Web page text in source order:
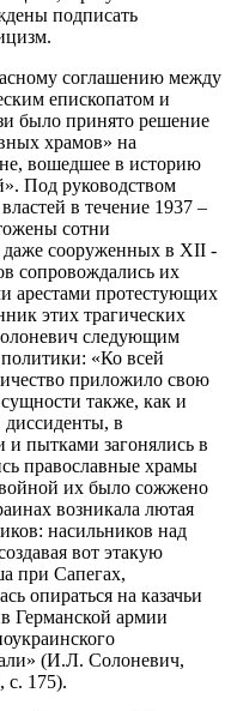
подписать
соглашению между
епископатом и
было принято решение
храмов» на
вошедшее в историю
Под руководством
в течение 1937 –
сотни
даже сооруженных в XII -
сопровождались их
арестами протестующих
этих трагических
следующим
политики: «Ко всей
приложило свою
также, как и
в
и пытками загонялись в
православные храмы
их было сожжено
возникала лютая
насильников над
вот этакую
при Сапегах,
опираться на казачьи
Германской армии
(И.Л. Солоневич,
с. 175).